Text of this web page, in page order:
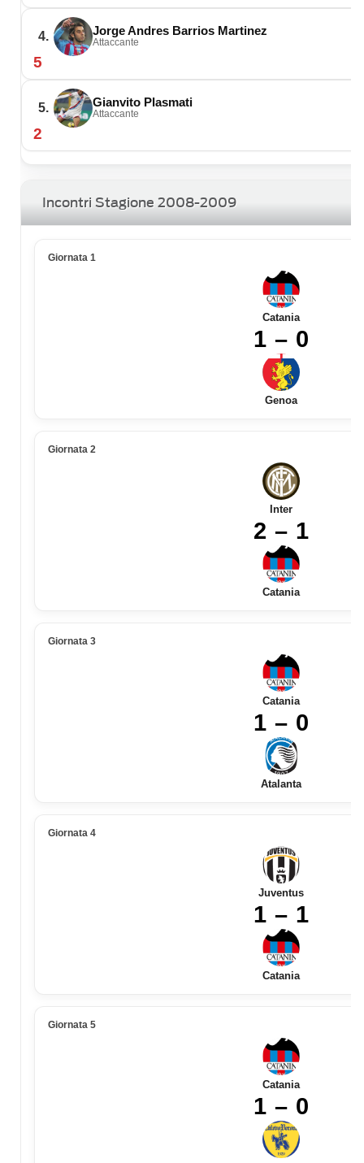
4. Jorge Andres Barrios Martinez
Attaccante
5
5. Gianvito Plasmati
Attaccante
2
Incontri Stagione 2008-2009
Giornata 1
Catania
1 – 0
Genoa
Giornata 2
Inter
2 – 1
Catania
Giornata 3
Catania
1 – 0
Atalanta
Giornata 4
Juventus
1 – 1
Catania
Giornata 5
Catania
1 – 0